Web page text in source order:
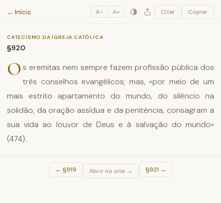
Catecismo da Igreja Católica
← Início A− A+ Citar Copiar
CATECISMO DA IGREJA CATÓLICA
§920
Os eremitas nem sempre fazem profissão pública dos
três conselhos evangélicos; mas, «por meio de um
mais estrito apartamento do mundo, do silêncio na
solidão, da oração assídua e da penitência, consagram a
sua vida ao louvor de Deus e à salvação do mundo»
(474).
← §919 Abrir no site → §921 →